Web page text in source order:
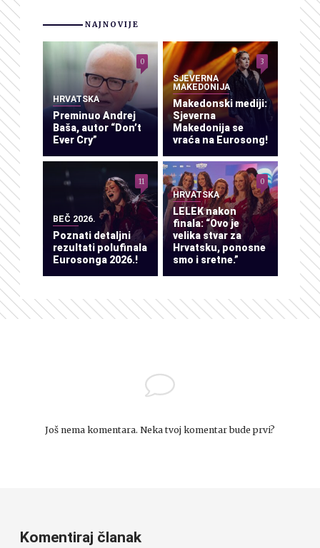
NAJNOVIJE
HRVATSKA
Preminuo Andrej
Baša, autor “Don’t
Ever Cry”
0
SJEVERNA
MAKEDONIJA
Makedonski mediji:
Sjeverna
Makedonija se
vraća na Eurosong!
3
BEČ 2026.
Poznati detaljni
rezultati polufinala
Eurosonga 2026.!
11
HRVATSKA
LELEK nakon
finala: “Ovo je
velika stvar za
Hrvatsku, ponosne
smo i sretne.”
0
Još nema komentara. Neka tvoj komentar bude prvi?
Komentiraj članak